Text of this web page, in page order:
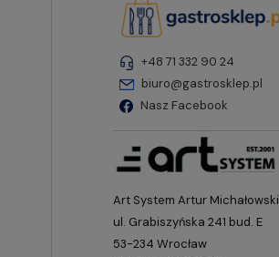
+48 71 332 90 24
biuro@gastrosklep.pl
Nasz Facebook
Art System Artur Michałowski
ul. Grabiszyńska 241 bud. E
53-234 Wrocław